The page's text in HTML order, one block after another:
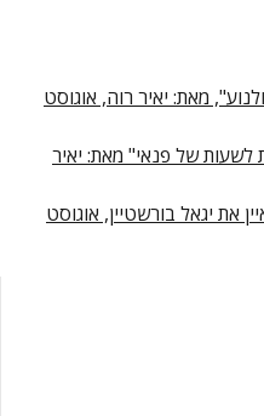
מאת: יאיר רוה, אוגוסט
לשעות של פנאי" מאת: יאיר
את יגאל בורשטיין, אוגוסט